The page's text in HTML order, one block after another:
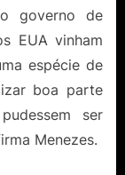
governo de
EUA vinham
espécie de
boa parte
ser
Menezes.